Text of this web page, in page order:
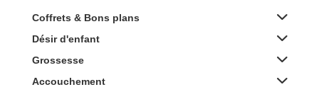
Coffrets & Bons plans
Désir d'enfant
Grossesse
Accouchement